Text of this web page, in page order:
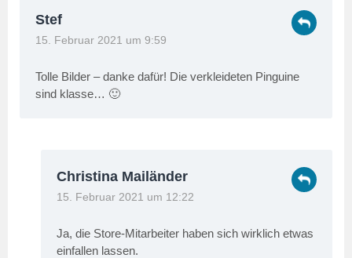
Stef
15. Februar 2021 um 9:59
Tolle Bilder – danke dafür! Die verkleideten Pinguine
sind klasse… 🙂
Christina Mailänder
15. Februar 2021 um 12:22
Ja, die Store-Mitarbeiter haben sich wirklich etwas
einfallen lassen.